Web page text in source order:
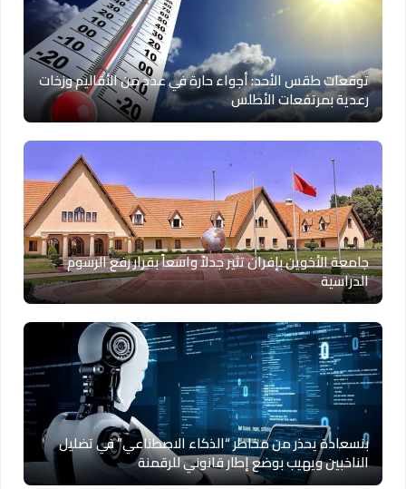
توقعات طقس الأحد: أجواء حارة في عدد من الأقاليم وزخات
رعدية بمرتفعات الأطلس
جامعة الأخوين بإفران تثير جدلاً واسعاً بقرار رفع الرسوم
الدراسية
بنسعادة يحذر من مخاطر “الذكاء الاصطناعي” في تضليل
الناخبين ويهيب بوضع إطار قانوني للرقمنة